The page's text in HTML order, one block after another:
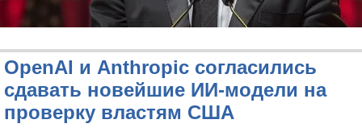
OpenAI и Anthropic согласились
сдавать новейшие ИИ-модели на
проверку властям США